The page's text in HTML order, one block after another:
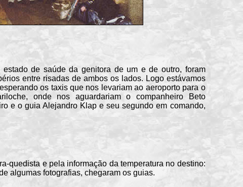
de saúde da genitora de um e de outro, foram
entre risadas de ambos os lados. Logo estávamos
os taxis que nos levariam ao aeroporto para o
onde nos aguardariam o companheiro Beto
e o guia Alejandro Klap e seu segundo em comando,
e pela informação da temperatura no destino:
algumas fotografias, chegaram os guias.